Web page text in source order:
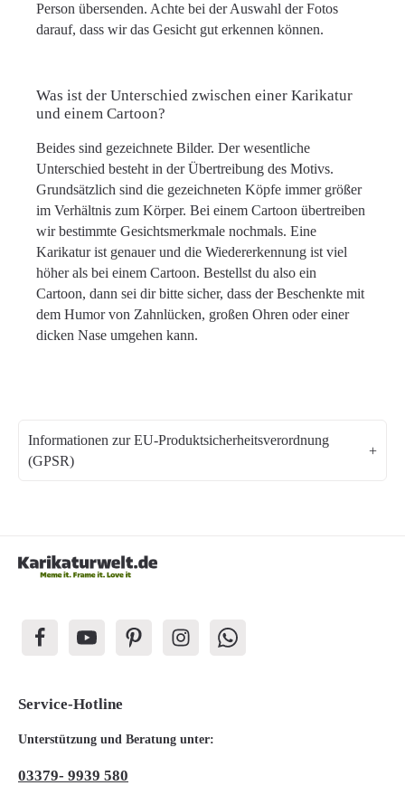
Person übersenden. Achte bei der Auswahl der Fotos
darauf, dass wir das Gesicht gut erkennen können.
Was ist der Unterschied zwischen einer Karikatur
und einem Cartoon?
Beides sind gezeichnete Bilder. Der wesentliche
Unterschied besteht in der Übertreibung des Motivs.
Grundsätzlich sind die gezeichneten Köpfe immer größer
im Verhältnis zum Körper. Bei einem Cartoon übertreiben
wir bestimmte Gesichtsmerkmale nochmals. Eine
Karikatur ist genauer und die Wiedererkennung ist viel
höher als bei einem Cartoon. Bestellst du also ein
Cartoon, dann sei dir bitte sicher, dass der Beschenkte mit
dem Humor von Zahnlücken, großen Ohren oder einer
dicken Nase umgehen kann.
Informationen zur EU-Produktsicherheitsverordnung
(GPSR)
Service-Hotline
Unterstützung und Beratung unter:
03379- 9939 580